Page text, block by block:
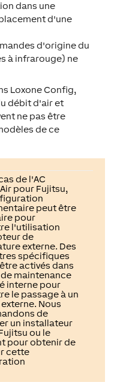
dans une
d'une
d'origine du
à infrarouge) ne
Loxone Config,
débit d'air et
ne pas être
de ce
de l'AC
pour Fujitsu,
peut être
pour
l'utilisation
de
externe. Des
spécifiques
activés dans
maintenance
interne pour
le passage à un
Nous
de
un installateur
ou le
pour obtenir de
cette